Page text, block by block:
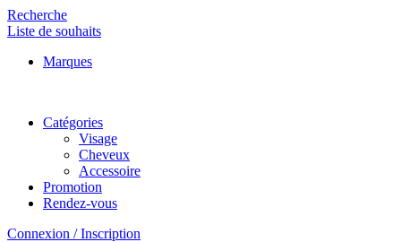
Recherche
Liste de souhaits
Marques
Catégories
Visage
Cheveux
Accessoire
Promotion
Rendez-vous
Connexion / Inscription